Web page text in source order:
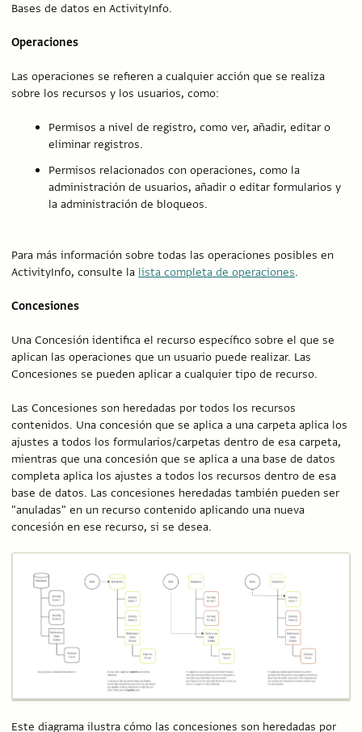
Bases de datos en ActivityInfo.
Operaciones
Las operaciones se refieren a cualquier acción que se realiza
sobre los recursos y los usuarios, como:
Permisos a nivel de registro, como ver, añadir, editar o
eliminar registros.
Permisos relacionados con operaciones, como la
administración de usuarios, añadir o editar formularios y
la administración de bloqueos.
Para más información sobre todas las operaciones posibles en
ActivityInfo, consulte la lista completa de operaciones.
Concesiones
Una Concesión identifica el recurso específico sobre el que se
aplican las operaciones que un usuario puede realizar. Las
Concesiones se pueden aplicar a cualquier tipo de recurso.
Las Concesiones son heredadas por todos los recursos
contenidos. Una concesión que se aplica a una carpeta aplica los
ajustes a todos los formularios/carpetas dentro de esa carpeta,
mientras que una concesión que se aplica a una base de datos
completa aplica los ajustes a todos los recursos dentro de esa
base de datos. Las concesiones heredadas también pueden ser
"anuladas" en un recurso contenido aplicando una nueva
concesión en ese recurso, si se desea.
Este diagrama ilustra cómo las concesiones son heredadas por